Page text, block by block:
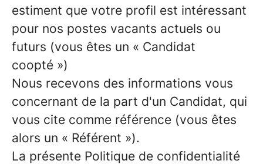
estiment que votre profil est intéressant
pour nos postes vacants actuels ou
futurs (vous êtes un « Candidat
coopté »)
Nous recevons des informations vous
concernant de la part d'un Candidat, qui
vous cite comme référence (vous êtes
alors un « Référent »).
La présente Politique de confidentialité